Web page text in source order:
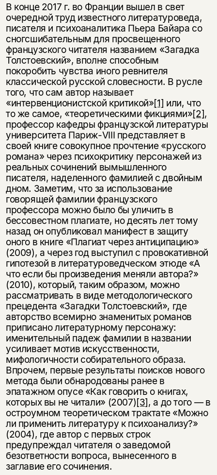
В конце 2017 г. во Франции вышел в свет
очередной труд известного литературоведа,
писателя и психоаналитика Пьера Бaйара со
сногсшибательным для просвещенного
французского читателя названием «Загадка
Толстоевский», вполне способным
покоробить чувства иного ревнителя
классической русской словесности. В русле
того, что сам автор называет
«интервенционистской критикой»[1] или, что
то же самое, «теоретическими фикциями»[2],
профессор кафедры французской литературы
университета Париж-VIII представляет в
своей книге совокупное прочтение «русского
романа» через психокритику персонажей из
реальных сочинений вымышленного
писателя, наделенного фамилией с двойным
дном. Заметим, что за использование
говорящей фамилии французского
профессора можно было бы уличить в
бессовестном плагиате, но десять лет тому
назад он опубликовал манифест в защиту
оного в книге «Плагиат через антиципацию»
(2009), а через год выступил с провокативной
гипотезой в литературоведческом этюде «А
что если бы произведения меняли автора?»
(2010), который, таким образом, можно
рассматривать в виде методологического
прецедента «Загадки Толстоевский», где
авторство всемирно знаменитых романов
приписано литературному персонажу:
именительный падеж фамилии в названии
усиливает мотив искусственности,
мифологичности собирательного образа.
Впрочем, первые результаты поисков нового
метода были обнародованы ранее в
эпатажном опусе «Как говорить о книгах,
которых вы не читали» (2007)[3], а до того — в
остроумном теоретическом трактате «Можно
ли применить литературу к психоанализу?»
(2004), где автор с первых строк
предупреждал читателя о заведомой
безответности вопроса, вынесенного в
заглавие его сочинения.